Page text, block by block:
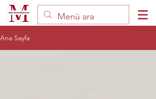
Ana Sayfa